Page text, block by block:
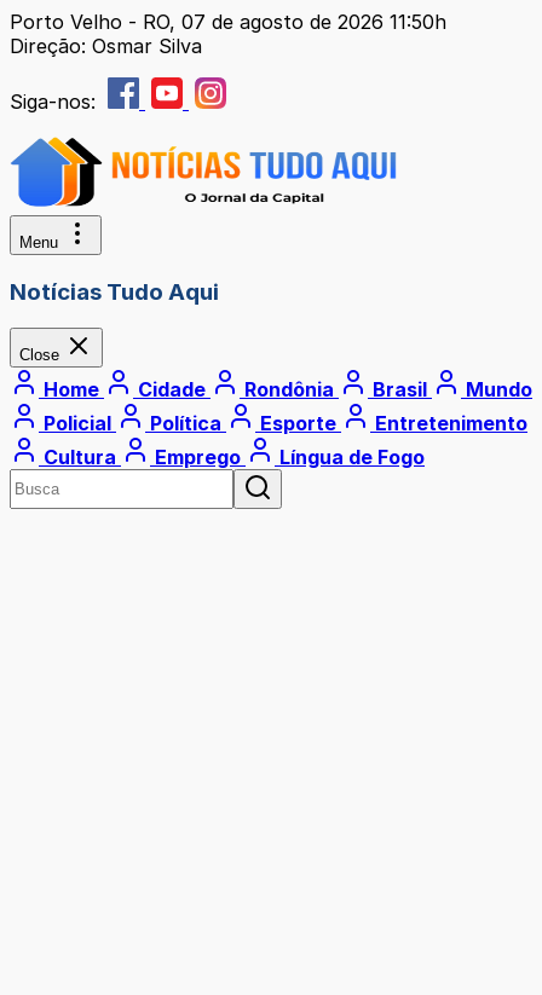
Porto Velho - RO, 07 de agosto de 2026 11:50h
Direção: Osmar Silva
Siga-nos:
Menu
Notícias Tudo Aqui
Close
Home Cidade Rondônia Brasil
Mundo
Policial
Política Esporte
Entretenimento
Cultura
Emprego Língua de Fogo